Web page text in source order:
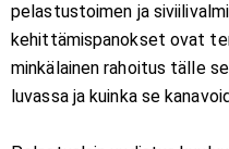
pelastustoimen ja
kehittämispanokset ovat
minkälainen rahoitus tälle
luvassa ja kuinka se